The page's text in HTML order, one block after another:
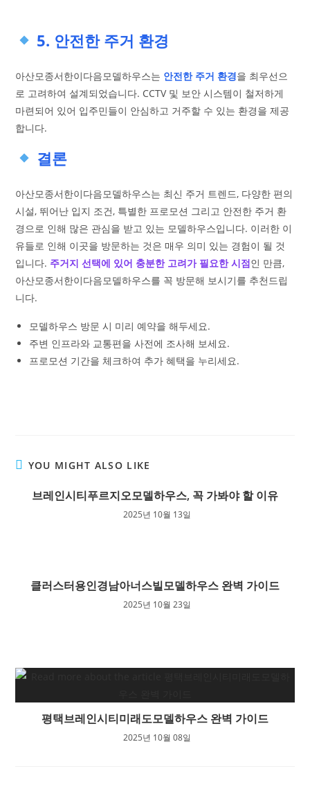
5. 안전한 주거 환경
아산모종서한이다음모델하우스는 안전한 주거 환경을 최우선으
로 고려하여 설계되었습니다. CCTV 및 보안 시스템이 철저하게
마련되어 있어 입주민들이 안심하고 거주할 수 있는 환경을 제공
합니다.
결론
아산모종서한이다음모델하우스는 최신 주거 트렌드, 다양한 편의
시설, 뛰어난 입지 조건, 특별한 프로모션 그리고 안전한 주거 환
경으로 인해 많은 관심을 받고 있는 모델하우스입니다. 이러한 이
유들로 인해 이곳을 방문하는 것은 매우 의미 있는 경험이 될 것
입니다. 주거지 선택에 있어 충분한 고려가 필요한 시점인 만큼,
아산모종서한이다음모델하우스를 꼭 방문해 보시기를 추천드립
니다.
모델하우스 방문 시 미리 예약을 해두세요.
주변 인프라와 교통편을 사전에 조사해 보세요.
프로모션 기간을 체크하여 추가 혜택을 누리세요.
YOU MIGHT ALSO LIKE
브레인시티푸르지오모델하우스, 꼭 가봐야 할 이유
2025년 10월 13일
클러스터용인경남아너스빌모델하우스 완벽 가이드
2025년 10월 23일
평택브레인시티미래도모델하우스 완벽 가이드
2025년 10월 08일